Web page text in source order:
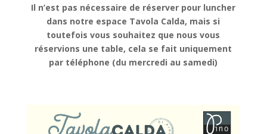
Il n’est pas nécessaire de réserver pour luncher
dans notre espace Tavola Calda, mais si
toutefois vous souhaitez que nous vous
réservions une table, cela se fait uniquement
par téléphone (du mercredi au samedi)